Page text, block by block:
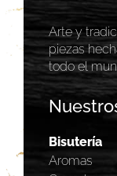
Arte y
piezas
todo el
Bisutería
Aromas